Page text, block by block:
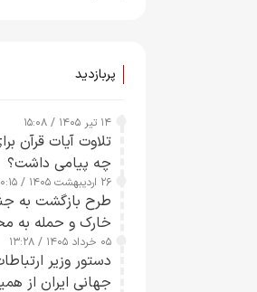
پربازدید
۱۴ تیر ۱۴۰۵ / ۱۵:۰۸
تلاوت آیات قرآن
چه پیامی داشت؟
۲۶ اردیبهشت ۱۴۰۵ / ۱۰:۱۵
طرح‌ بازگشت به
خارک و حمله به
۰۵ خرداد ۱۴۰۵ / ۱۳:۲۸
دستور وزیر
جهانی ایران از